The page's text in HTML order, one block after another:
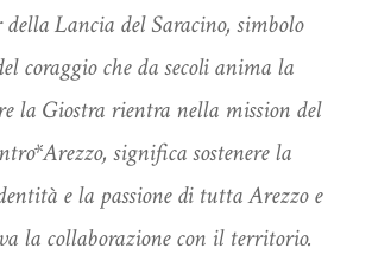
della Lancia del Saracino, simbolo
coraggio che da secoli anima la
la Giostra rientra nella mission del
significa sostenere la
e la passione di tutta Arezzo e
la collaborazione con il territorio.